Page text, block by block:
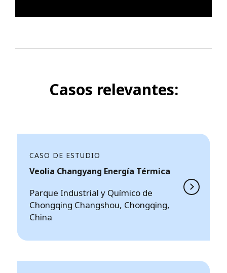
Casos relevantes:
CASO DE ESTUDIO
Veolia Changyang Energía Térmica
Parque Industrial y Químico de
Chongqing Changshou, Chongqing,
China